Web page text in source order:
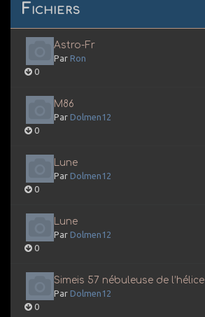
Fichiers
Astro-Fr
Par Ron
0
M86
Par Dolmen12
0
Lune
Par Dolmen12
0
Lune
Par Dolmen12
0
Simeis 57 nébuleuse de l’hélice
Par Dolmen12
0